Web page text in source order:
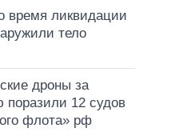
время ликвидации
тело
дроны за
поразили 12 судов
флота» рф